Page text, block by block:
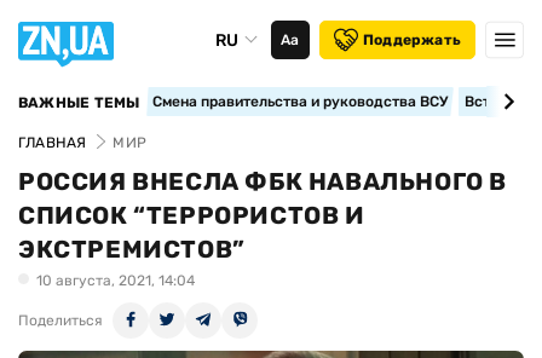
RU Аа Поддержать
ВАЖНЫЕ ТЕМЫ Смена правительства и руководства ВСУ
ГЛАВНАЯ МИР
РОССИЯ ВНЕСЛА ФБК НАВАЛЬНОГО В
СПИСОК “ТЕРРОРИСТОВ И
ЭКСТРЕМИСТОВ”
10 августа, 2021, 14:04
Поделиться